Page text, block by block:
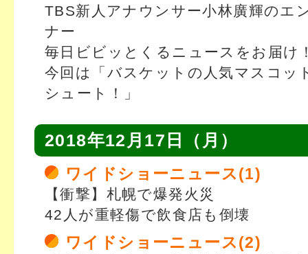
TBS新人アナウンサー小林廣輝のエ
ナー
毎日ビビッとくるニュースをお届け
今回は「バスケットの人気マスコッ
シュート！」
2018年12月17日（月）
ワイドショーニュース(1)
【衝撃】札幌で爆発火災
42人が重軽傷で飲食店も倒壊
ワイドショーニュース(2)